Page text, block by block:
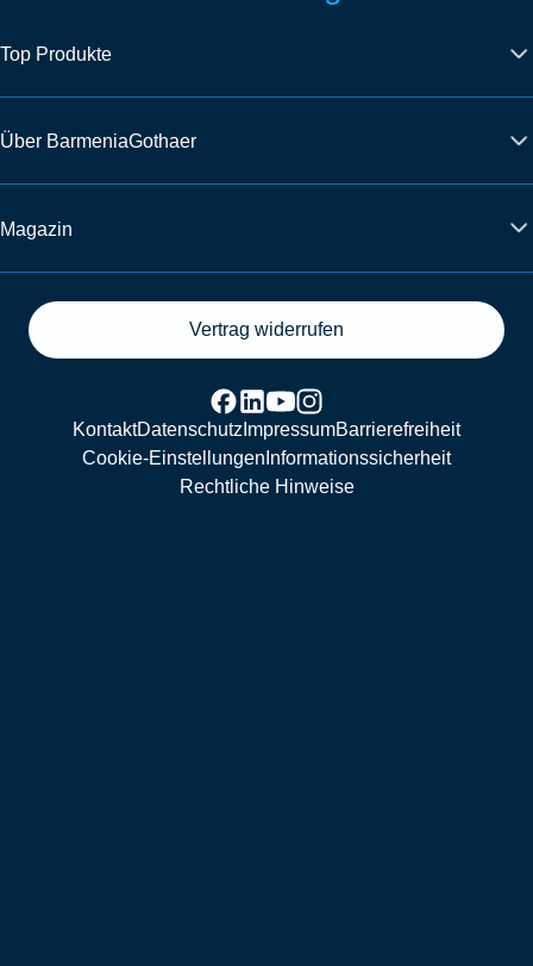
Top Produkte
Über BarmeniaGothaer
Magazin
Vertrag widerrufen
KontaktDatenschutz ImpressumBarrierefreiheit
Cookie-Einstellungen Informationssicherheit
Rechtliche Hinweise